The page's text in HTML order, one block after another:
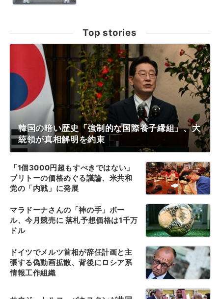
Top stories
韓国の暗い歴史「強制的な国際養子縁組」、大
統領が真相解明を約束
「1個3000円超もすべきではない」
ブリトーの価格めぐる議論、米共和
党の「内戦」に発展
マラドーナさんの「神の手」ボー
ル、今月競売に 落札予想価格は1千万
ドル
ドイツでメルツ首相が辞任計画と主
張する偽動画拡散、背後にロシア系
情報工作組織